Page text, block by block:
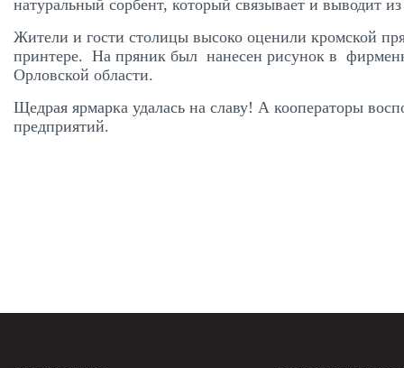
натуральный сорбент, который связывает и выводит
Жители и гости столицы высоко оценили кромской
принтере. На пряник был нанесен рисунок в
Орловской области.
Щедрая ярмарка удалась на славу! А кооператоры
предприятий.